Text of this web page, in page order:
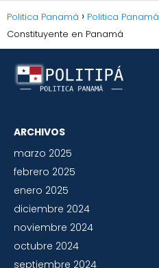
Politica Panamá Politica Panamá
Constituyente en Panamá
ARCHIVOS
marzo 2025
febrero 2025
enero 2025
diciembre 2024
noviembre 2024
octubre 2024
septiembre 2024